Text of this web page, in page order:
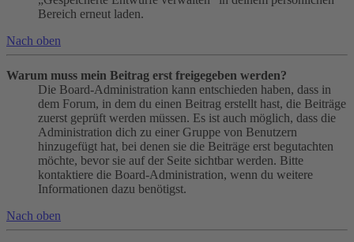
Bereich erneut laden.
Nach oben
Warum muss mein Beitrag erst freigegeben werden?
Die Board-Administration kann entschieden haben, dass in
dem Forum, in dem du einen Beitrag erstellt hast, die Beiträge
zuerst geprüft werden müssen. Es ist auch möglich, dass die
Administration dich zu einer Gruppe von Benutzern
hinzugefügt hat, bei denen sie die Beiträge erst begutachten
möchte, bevor sie auf der Seite sichtbar werden. Bitte
kontaktiere die Board-Administration, wenn du weitere
Informationen dazu benötigst.
Nach oben